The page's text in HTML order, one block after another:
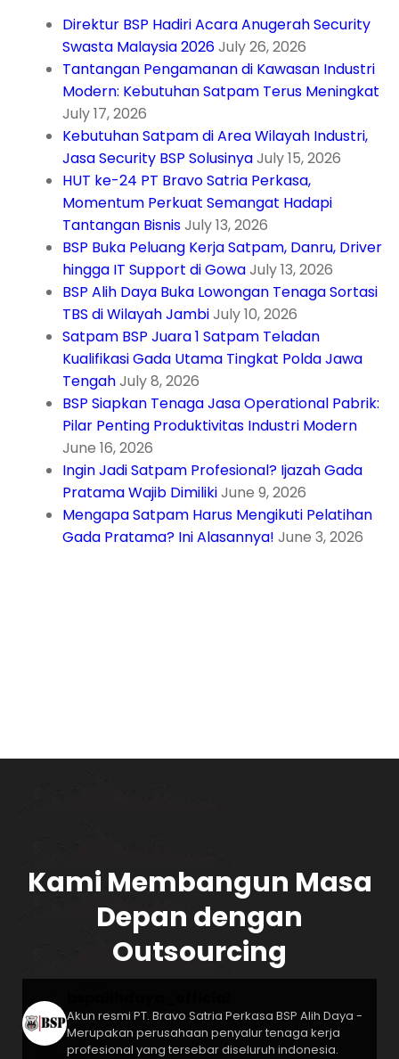
Direktur BSP Hadiri Acara Anugerah Security
Swasta Malaysia 2026July 26, 2026
Tantangan Pengamanan di Kawasan Industri
Modern: Kebutuhan Satpam Terus Meningkat
July 17, 2026
Kebutuhan Satpam di Area Wilayah Industri,
Jasa Security BSP SolusinyaJuly 15, 2026
HUT ke-24 PT Bravo Satria Perkasa,
Momentum Perkuat Semangat Hadapi
Tantangan BisnisJuly 13, 2026
BSP Buka Peluang Kerja Satpam, Danru, Driver
hingga IT Support di GowaJuly 13, 2026
BSP Alih Daya Buka Lowongan Tenaga Sortasi
TBS di Wilayah JambiJuly 10, 2026
Satpam BSP Juara 1 Satpam Teladan
Kualifikasi Gada Utama Tingkat Polda Jawa
TengahJuly 8, 2026
BSP Siapkan Tenaga Jasa Operational Pabrik:
Pilar Penting Produktivitas Industri Modern
June 16, 2026
Ingin Jadi Satpam Profesional? Ijazah Gada
Pratama Wajib DimilikiJune 9, 2026
Mengapa Satpam Harus Mengikuti Pelatihan
Gada Pratama? Ini Alasannya! June 3, 2026
Kami Membangun Masa
Depan dengan
Outsourcing
Akun resmi PT. Bravo Satria Perkasa BSP Alih Daya -
Merupakan perusahaan penyalur tenaga kerja
profesional yang tersebar diseluruh indonesia.